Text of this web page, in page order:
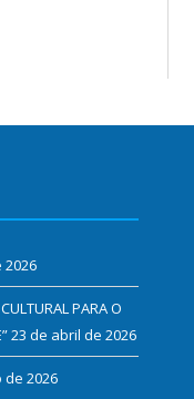
2026
PARA O
23 de abril de 2026
de 2026